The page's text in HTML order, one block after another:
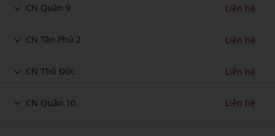
CN Quận 9 Liên hệ
CN Tân Phú 2 Liên hệ
CN Thủ Đức Liên hệ
CN Quận 10 Liên hệ